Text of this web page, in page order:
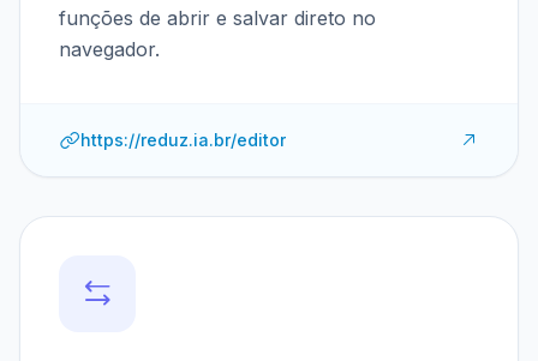
funções de abrir e salvar direto no
navegador.
https://reduz.ia.br/editor